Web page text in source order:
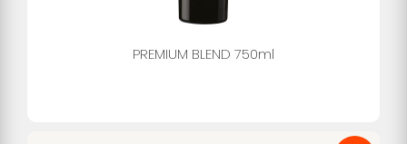
PREMIUM BLEND 750ml